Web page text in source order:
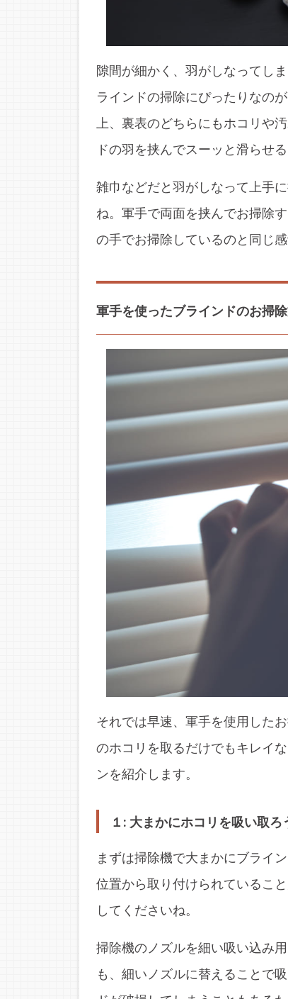
隙間が細かく、羽がしなってし
ラインドの掃除にぴったりなの
上、裏表のどちらにもホコリや
ドの羽を挟んでスーッと滑らせ
雑巾などだと羽がしなって上手
ね。軍手で両面を挟んでお掃除
の手でお掃除しているのと同じ
軍手を使ったブラインドのお掃
それでは早速、軍手を使用した
のホコリを取るだけでもキレイ
ンを紹介します。
１: 大まかにホコリを吸い取ろ
まずは掃除機で大まかにブライ
位置から取り付けられているこ
してくださいね。
掃除機のノズルを細い吸い込み
も、細いノズルに替えることで